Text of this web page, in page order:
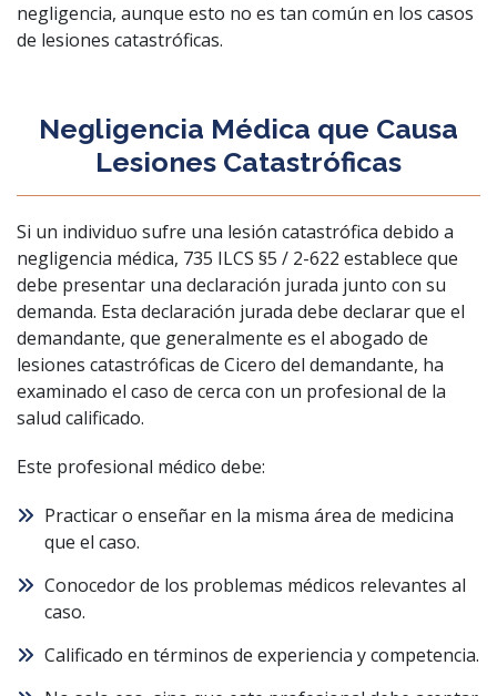
negligencia, aunque esto no es tan común en los casos
de lesiones catastróficas.
Negligencia Médica que Causa
Lesiones Catastróficas
Si un individuo sufre una lesión catastrófica debido a
negligencia médica, 735 ILCS §5 / 2-622 establece que
debe presentar una declaración jurada junto con su
demanda. Esta declaración jurada debe declarar que el
demandante, que generalmente es el abogado de
lesiones catastróficas de Cicero del demandante, ha
examinado el caso de cerca con un profesional de la
salud calificado.
Este profesional médico debe:
Practicar o enseñar en la misma área de medicina
que el caso.
Conocedor de los problemas médicos relevantes al
caso.
Calificado en términos de experiencia y competencia.